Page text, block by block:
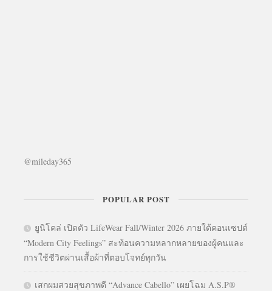
@mileday365
POPULAR POST
ยูนิโคล่ เปิดตัว LifeWear Fall/Winter 2026 ภายใต้คอนเซปต์
“Modern City Feelings” สะท้อนความหลากหลายของผู้คนและ
การใช้ชีวิตผ่านเสื้อผ้าที่ตอบโจทย์ทุกวัน
เสกผมสวยสุขภาพดี “Advance Cabello” เผยโฉม A.S.P®